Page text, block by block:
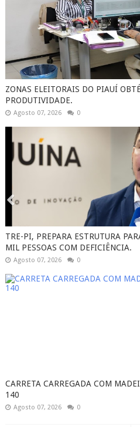
ZONAS ELEITORAIS DO PIAUÍ
PRODUTIVIDADE.
Agosto 07, 2026 0
TRE-PI, PREPARA ESTRUTURA
MIL PESSOAS COM DEFICIÊNCIA.
Agosto 07, 2026 0
CARRETA CARREGADA COM
140
Agosto 07, 2026 0